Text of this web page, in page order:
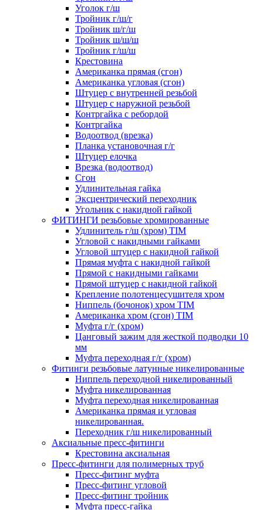
Уголок г/ш
Тройник г/ш/г
Тройник ш/г/ш
Тройник ш/ш/ш
Тройник г/ш/ш
Крестовина
Американка прямая (сгон)
Американка угловая (сгон)
Штуцер с внутренней резьбой
Штуцер с наружной резьбой
Контргайка с ребордой
Контргайка
Водоотвод (врезка)
Планка установочная г/г
Штуцер елочка
Врезка (водоотвод)
Сгон
Удлинительная гайка
Эксцентрический переходник
Угольник с накидной гайкой
ФИТИНГИ резьбовые хромированные
Удлинитель г/ш (хром) TIM
Угловой с накидными гайками
Угловой штуцер с накидной гайкой
Прямая муфта с накидной гайкой
Прямой с накидными гайками
Прямой штуцер с накидной гайкой
Крепление полотенцесушителя хром
Ниппель (бочонок) хром TIM
Американка хром (сгон) TIM
Муфта г/г (хром)
Цанговый зажим для жесткой подводки 10
мм
Муфта переходная г/г (хром)
Фитинги резьбовые латунные никелированные
Ниппель переходной никелированный
Муфта никелированная
Муфта переходная никелированная
Американка прямая и угловая
никелированная.
Переходник г/ш никелированный
Аксиальные пресс-фитинги
Крестовина аксиальная
Пресс-фитинги для полимерных труб
Пресс-фитинг муфта
Пресс-фитинг угловой
Пресс-фитинг тройник
Муфта пресс-гайка